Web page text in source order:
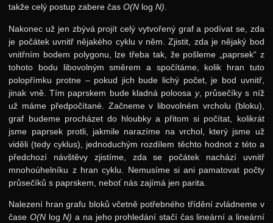
takže celý postup zabere časO(N log N).
Nakonec už jen zbývá projít celý vytvořený graf a podívat se, zda
je počátek uvnitř nějakého cyklu v něm. Zjistit, zda je nějaký bod
vnitřním bodem polygonu, lze třeba tak, že pošleme „paprsek“ z
tohoto bodu libovolným směrem a spočítáme, kolik hran tuto
polopřímku protne – pokud jich bude lichý počet, je bod uvnitř,
jinak vně. Tím paprskem bude kladná poloosa y, průsečíky s níž
už máme předpočítané. Začneme v libovolném vrcholu (bloku),
graf budeme procházet do hloubky a přitom si počítat, kolikrát
jsme paprsek protli, jakmile narazíme na vrchol, který jsme už
viděli (tedy cyklus), jednoduchým rozdílem těchto hodnot z této a
předchozí návštěvy zjistíme, zda se počátek nachází uvnitř
mnohoúhelníku z hran cyklu. Nemusíme si ani pamatovat počty
průsečíků s paprskem, neboť nás zajímá jen parita.
Nalezení hran grafu bloků včetně potřebného třídění zvládneme v
časeO(N log N) a na jeho prohledání stačí čas lineární a lineární